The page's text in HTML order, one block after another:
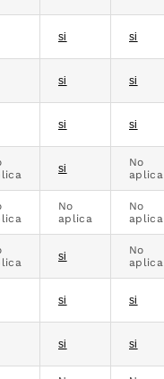
si si
si si
si si
si
No
aplica
No
aplica
No
aplica
si
No
aplica
si si
si si